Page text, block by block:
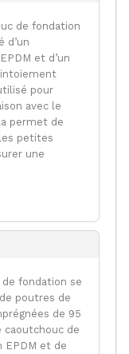
de fondation
d’un
et d’un
pour
avec le
permet de
petites
une
fondation se
poutres de
de 95
caoutchouc de
EPDM et de